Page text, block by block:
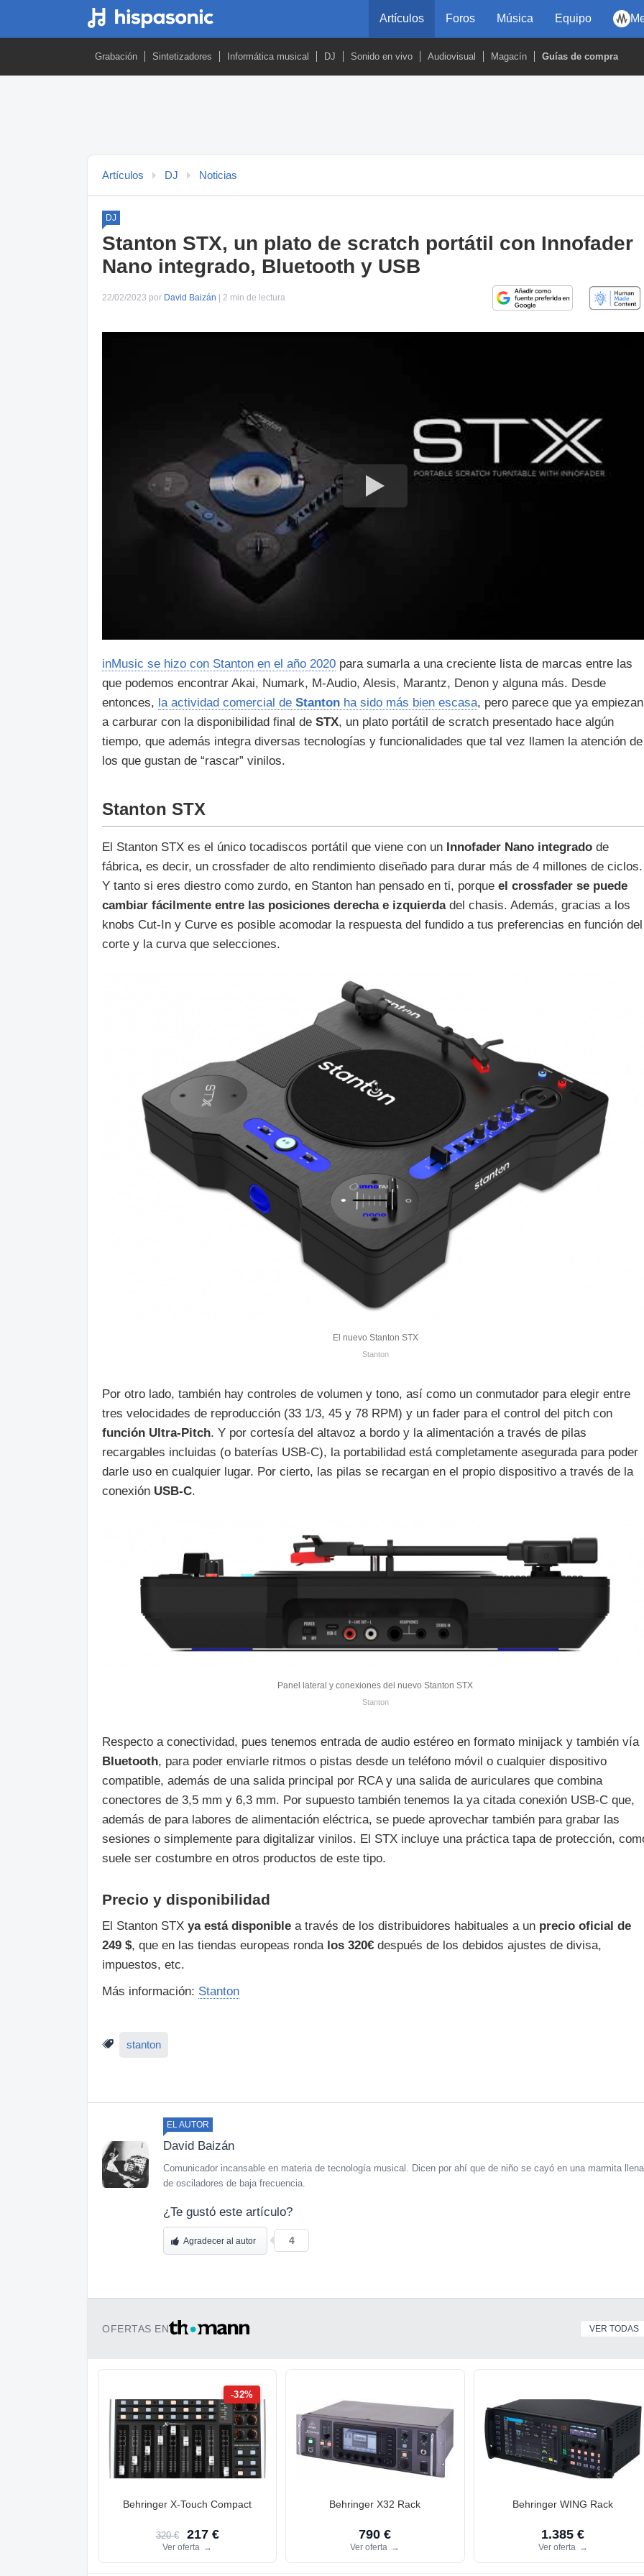
Artículos Foros Música Equipo
Grabación Sintetizadores Informática musical DJ Sonido en vivo Audiovisual Magacín Guías de compra
Artículos DJ Noticias
DJ
Stanton STX, un plato de scratch portátil con Innofader
Nano integrado, Bluetooth y USB
22/02/2023 por David Baizán | 2 min de lectura
inMusic se hizo con Stanton en el año 2020 para sumarla a una creciente lista de marcas entre las
que podemos encontrar Akai, Numark, M-Audio, Alesis, Marantz, Denon y alguna más. Desde
entonces, la actividad comercial de Stanton ha sido más bien escasa, pero parece que ya empiezan
a carburar con la disponibilidad final de STX, un plato portátil de scratch presentado hace algún
tiempo, que además integra diversas tecnologías y funcionalidades que tal vez llamen la atención de
los que gustan de “rascar” vinilos.
Stanton STX
El Stanton STX es el único tocadiscos portátil que viene con un Innofader Nano integrado de
fábrica, es decir, un crossfader de alto rendimiento diseñado para durar más de 4 millones de ciclos.
Y tanto si eres diestro como zurdo, en Stanton han pensado en ti, porque el crossfader se puede
cambiar fácilmente entre las posiciones derecha e izquierdadel chasis. Además, gracias a los
knobs Cut-In y Curve es posible acomodar la respuesta del fundido a tus preferencias en función del
corte y la curva que selecciones.
El nuevo Stanton STX
Stanton
Por otro lado, también hay controles de volumen y tono, así como un conmutador para elegir entre
tres velocidades de reproducción (33 1/3, 45 y 78 RPM) y un fader para el control del pitch con
función Ultra-Pitch. Y por cortesía del altavoz a bordo y la alimentación a través de pilas
recargables incluidas (o baterías USB-C), la portabilidad está completamente asegurada para poder
darle uso en cualquier lugar. Por cierto, las pilas se recargan en el propio dispositivo a través de la
conexión USB-C.
Panel lateral y conexiones del nuevo Stanton STX
Stanton
Respecto a conectividad, pues tenemos entrada de audio estéreo en formato minijack y también vía
Bluetooth, para poder enviarle ritmos o pistas desde un teléfono móvil o cualquier dispositivo
compatible, además de una salida principal por RCA y una salida de auriculares que combina
conectores de 3,5 mm y 6,3 mm. Por supuesto también tenemos la ya citada conexión USB-C que,
además de para labores de alimentación eléctrica, se puede aprovechar también para grabar las
sesiones o simplemente para digitalizar vinilos. El STX incluye una práctica tapa de protección,
suele ser costumbre en otros productos de este tipo.
Precio y disponibilidad
El Stanton STX ya está disponible a través de los distribuidores habituales a un precio oficial de
249 $, que en las tiendas europeas ronda los 320€ después de los debidos ajustes de divisa,
impuestos, etc.
Más información: Stanton
stanton
EL AUTOR
David Baizán
Comunicador incansable en materia de tecnología musical. Dicen por ahí que de niño se cayó en una marmita llena
de osciladores de baja frecuencia.
¿Te gustó este artículo?
Agradecer al autor 4
OFERTAS EN VER TODAS
-32%
Behringer X-Touch Compact
320 € 217 €
Ver oferta →
Behringer X32 Rack
790 €
Ver oferta →
Behringer WING Rack
1.385 €
Ver oferta →